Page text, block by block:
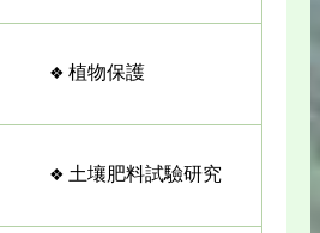
植物保護
土壤肥料試驗研究